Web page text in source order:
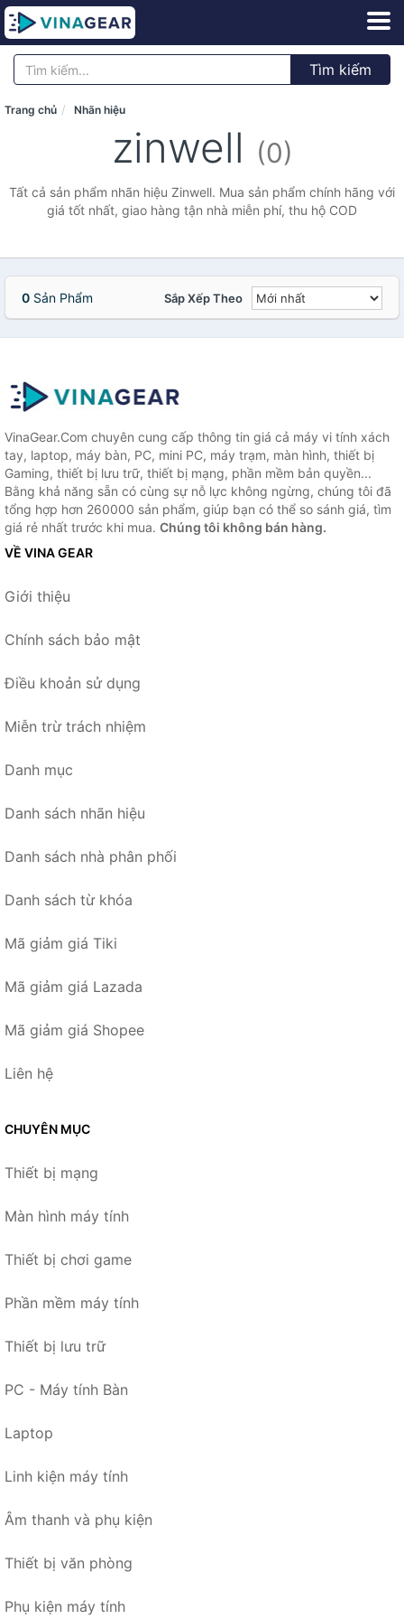
Tìm kiếm
Trang chủ Nhãn hiệu
zinwell (0)
Tất cả sản phẩm nhãn hiệu Zinwell. Mua sản phẩm chính hãng với
giá tốt nhất, giao hàng tận nhà miễn phí, thu hộ COD
0 Sản Phẩm Sắp Xếp Theo
VinaGear.Com chuyên cung cấp thông tin giá cả máy vi tính xách
tay, laptop, máy bàn, PC, mini PC, máy trạm, màn hình, thiết bị
Gaming, thiết bị lưu trữ, thiết bị mạng, phần mềm bản quyền...
Bằng khả năng sẵn có cùng sự nỗ lực không ngừng, chúng tôi đã
tổng hợp hơn 260000 sản phẩm, giúp bạn có thể so sánh giá, tìm
giá rẻ nhất trước khi mua. Chúng tôi không bán hàng.
VỀ VINA GEAR
Giới thiệu
Chính sách bảo mật
Điều khoản sử dụng
Miễn trừ trách nhiệm
Danh mục
Danh sách nhãn hiệu
Danh sách nhà phân phối
Danh sách từ khóa
Mã giảm giá Tiki
Mã giảm giá Lazada
Mã giảm giá Shopee
Liên hệ
CHUYÊN MỤC
Thiết bị mạng
Màn hình máy tính
Thiết bị chơi game
Phần mềm máy tính
Thiết bị lưu trữ
PC - Máy tính Bàn
Laptop
Linh kiện máy tính
Âm thanh và phụ kiện
Thiết bị văn phòng
Phụ kiện máy tính